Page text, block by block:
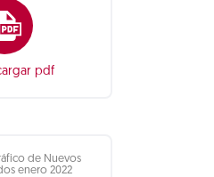
pdf
de Nuevos
enero 2022